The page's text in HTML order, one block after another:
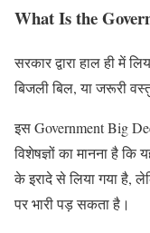
What Is the
सरकार द्वारा हाल ही में
बिजली बिल, या जरूरी
इस Government Big
विशेषज्ञों का मानना है
के इरादे से लिया गया है,
पर भारी पड़ सकता है।